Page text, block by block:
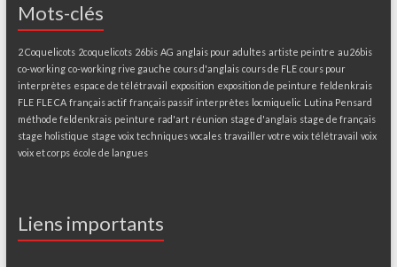
Mots-clés
2 Coquelicots 2coquelicots 26bis AG anglais pour adultes artiste peintre au26bis
co-working co-working rive gauche cours d'anglais cours de FLE cours pour
interprètes espace de télétravail exposition exposition de peinture feldenkrais
FLE FLE CA français actif français passif interprètes locmiquelic Lutina Pensard
méthode feldenkrais peinture rad'art réunion stage d'anglais stage de français
stage holistique stage voix techniques vocales travailler votre voix télétravail voix
voix et corps école de langues
Liens importants